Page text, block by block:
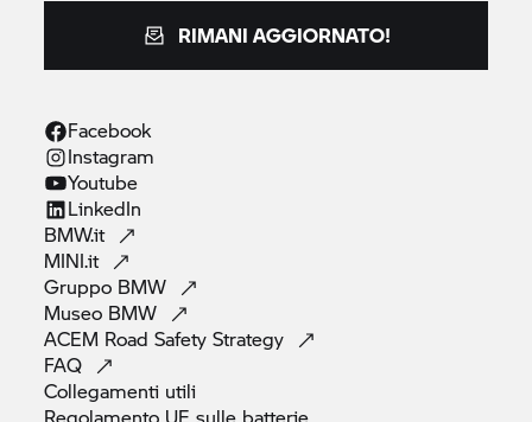
RIMANI AGGIORNATO!
Facebook
Instagram
Youtube
LinkedIn
BMW.it
MINI.it
Gruppo BMW
Museo BMW
ACEM Road SafetyStrategy
FAQ
Collegamenti utili
Regolamento UE sulle batterie